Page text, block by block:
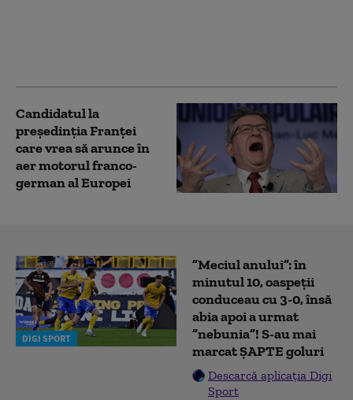
Candidatul la
președinția Franței
care vrea să arunce în
aer motorul franco-
german al Europei
DIGI SPORT
”Meciul anului”: în
minutul 10, oaspeții
conduceau cu 3-0, însă
abia apoi a urmat
”nebunia”! S-au mai
marcat ȘAPTE goluri
Descarcă aplicația Digi
Sport